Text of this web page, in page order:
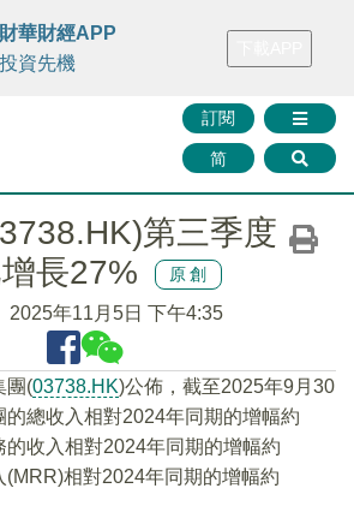
FINMETA 財華證券 媒體矩陣
訂閱
简
華財經APP
資先機
第三季度
長27%
原創
2025年11月5日 下午4:35
團(03738.HK)公佈，截至2025年9月30
的總收入相對2024年同期的增幅約
的收入相對2024年同期的增幅約
(MRR)相對2024年同期的增幅約